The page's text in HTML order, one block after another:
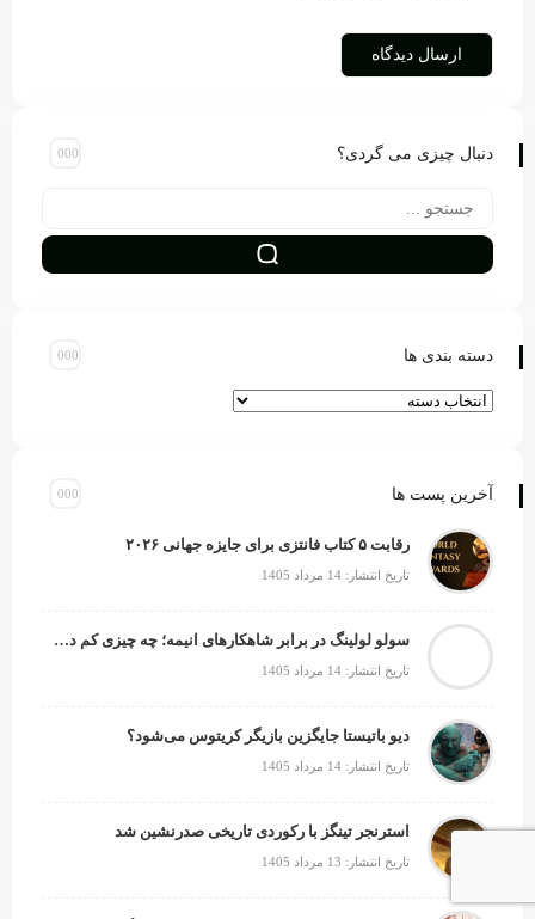
دنبال چیزی می گردی؟
دسته بندی ها
آخرین پست ها
رقابت ۵ کتاب فانتزی برای جایزه جهانی ۲۰۲۶
تاریخ انتشار: 14 مرداد 1405
سولو لولینگ در برابر شاهکارهای انیمه؛ چه چیزی کم دارد؟
تاریخ انتشار: 14 مرداد 1405
دیو باتیستا جایگزین بازیگر کریتوس می‌شود؟
تاریخ انتشار: 14 مرداد 1405
استرنجر تینگز با رکوردی تاریخی صدرنشین شد
تاریخ انتشار: 13 مرداد 1405